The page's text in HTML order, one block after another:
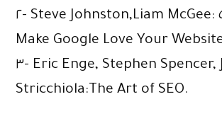
٢- Steve Johnston,Liam McGee: ٥٠ Ways to
Make Google Love Your
٣- Eric Enge, Stephen Spencer, Jessie
Stricchiola:The Art of SEO.